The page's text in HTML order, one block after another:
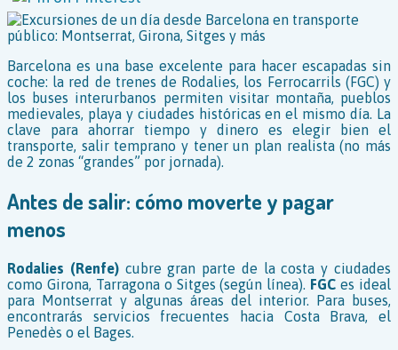
Barcelona es una base excelente para hacer escapadas sin
coche: la red de trenes de Rodalies, los Ferrocarrils (FGC) y
los buses interurbanos permiten visitar montaña, pueblos
medievales, playa y ciudades históricas en el mismo día. La
clave para ahorrar tiempo y dinero es elegir bien el
transporte, salir temprano y tener un plan realista (no más
de 2 zonas “grandes” por jornada).
Antes de salir: cómo moverte y pagar
menos
Rodalies (Renfe)cubre gran parte de la costa y ciudades
como Girona, Tarragona o Sitges (según línea). FGC es ideal
para Montserrat y algunas áreas del interior. Para buses,
encontrarás servicios frecuentes hacia Costa Brava, el
Penedès o el Bages.